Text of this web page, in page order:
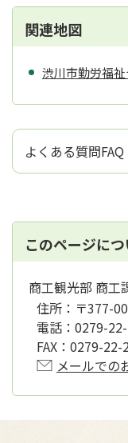
関連地図
渋川市勤労福
よくある質問FAQ
このページに
商工観光部 商工
住所： 〒377-
電話： 0279-
FAX： 0279-22-
メールでの